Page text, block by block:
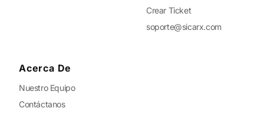
Crear Ticket
soporte@sicarx.com
Acerca De
Nuestro Equipo
Contáctanos